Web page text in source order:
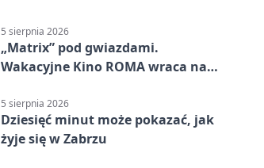
5 sierpnia 2026
„Matrix” pod gwiazdami.
Wakacyjne Kino ROMA wraca na
5 sierpnia 2026
Dziesięć minut może pokazać, jak
żyje się w Zabrzu